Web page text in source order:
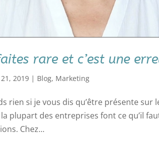
rare et c’est une
2019 | Blog, Marketing
rien si je vous dis qu’être présente sur
plupart des entreprises font ce qu’il
Chez...